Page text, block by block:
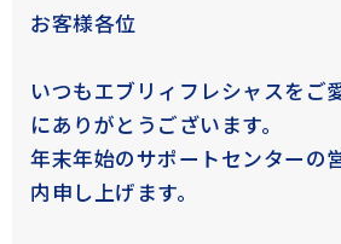
お客様各位
いつもエブリィフレシャスをご
にありがとうございます。
年末年始のサポートセンターの
内申し上げます。